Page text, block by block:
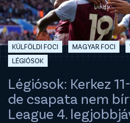
KÜLFÖLDI FOCI MAGYAR FOCI
LÉGIÓSOK
Légiósok: Kerkez
de csapata nem
League 4.